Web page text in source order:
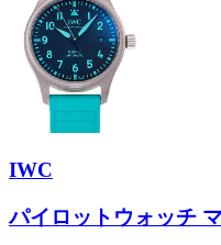
IWC
パイロットウォッチ